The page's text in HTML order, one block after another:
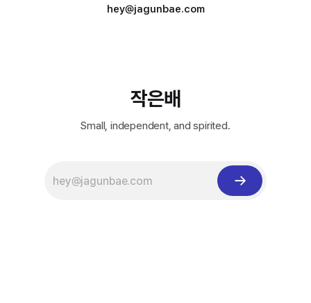
hey@jagunbae.com
작은배
Small, independent, and spirited.